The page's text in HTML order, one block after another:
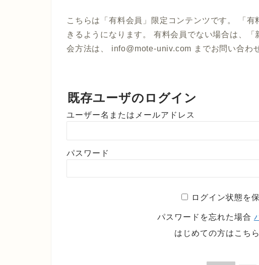
こちらは「有料会員」限定コンテンツです。 「
きるようになります。 有料会員でない場合は、
会方法は、 info@mote-univ.com までお問い合わ
既存ユーザのログイン
ユーザー名またはメールアドレス
パスワード
ログイン状態を
パスワードを忘れた場合
はじめての方はこちら